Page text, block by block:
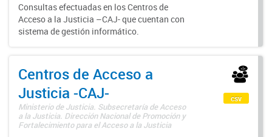
Consultas efectuadas en los Centros de
Acceso a la Justicia –CAJ- que cuentan con
sistema de gestión informático.
Centros de Acceso a
Justicia -CAJ-
Ministerio de Justicia. Subsecretaría de Acceso
a la Justicia. Dirección Nacional de Promoción y
Fortalecimiento para el Acceso a la Justicia
csv